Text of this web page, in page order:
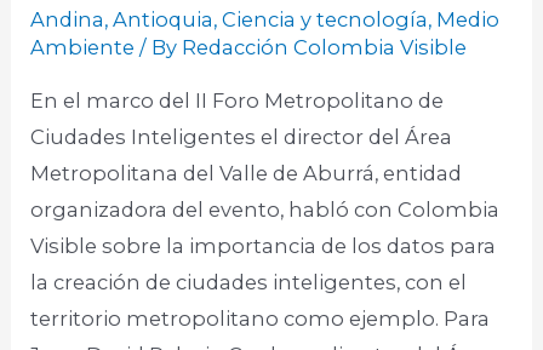
Andina,Antioquia,Ciencia y tecnología, Medio
Ambiente / By Redacción Colombia Visible
En el marco del II Foro Metropolitano de
Ciudades Inteligentes el director del Área
Metropolitana del Valle de Aburrá, entidad
organizadora del evento, habló con Colombia
Visible sobre la importancia de los datos para
la creación de ciudades inteligentes, con el
territorio metropolitano como ejemplo. Para